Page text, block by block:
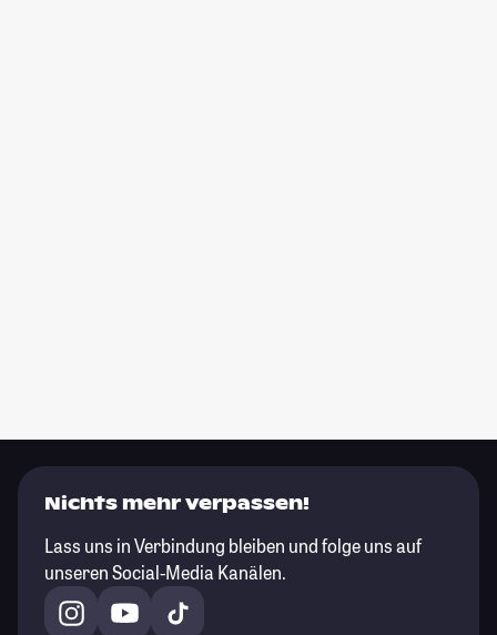
Nichts mehr verpassen!
Lass uns in Verbindung bleiben und folge uns auf
unseren Social-Media Kanälen.